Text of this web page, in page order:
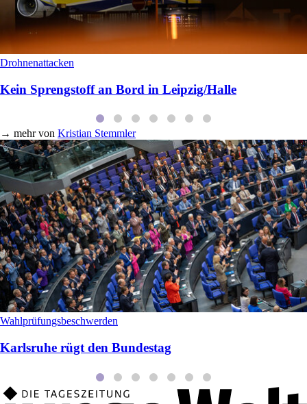
Drohnenattacken
Kein Sprengstoff an Bord in Leipzig/Halle
→ mehr von Kristian Stemmler
Wahlprüfungsbeschwerden
Karlsruhe rügt den Bundestag